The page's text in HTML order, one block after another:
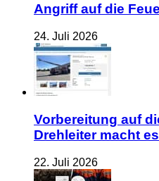
Angriff auf die
24. Juli 2026
Vorbereitung auf
Drehleiter macht
22. Juli 2026